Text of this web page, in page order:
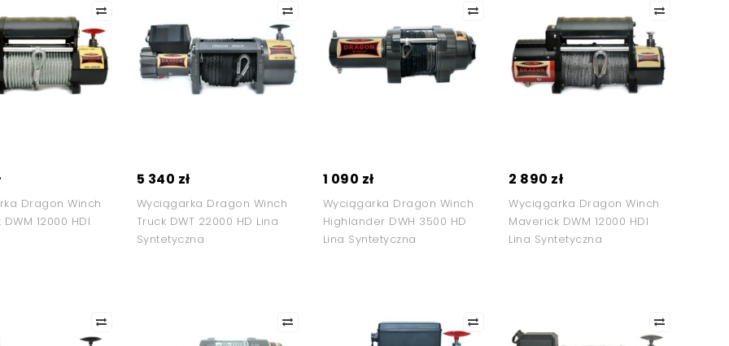
Dragon Winch
12000 HDI
5 340 zł
Wyciągarka Dragon Winch
Truck DWT 22000 HD Lina
Syntetyczna
1 090 zł
Wyciągarka Dragon Winch
Highlander DWH 3500 HD
Lina Syntetyczna
2 890 zł
Wyciągarka Dragon Winch
Maverick DWM 12000 HDI
Lina Syntetyczna